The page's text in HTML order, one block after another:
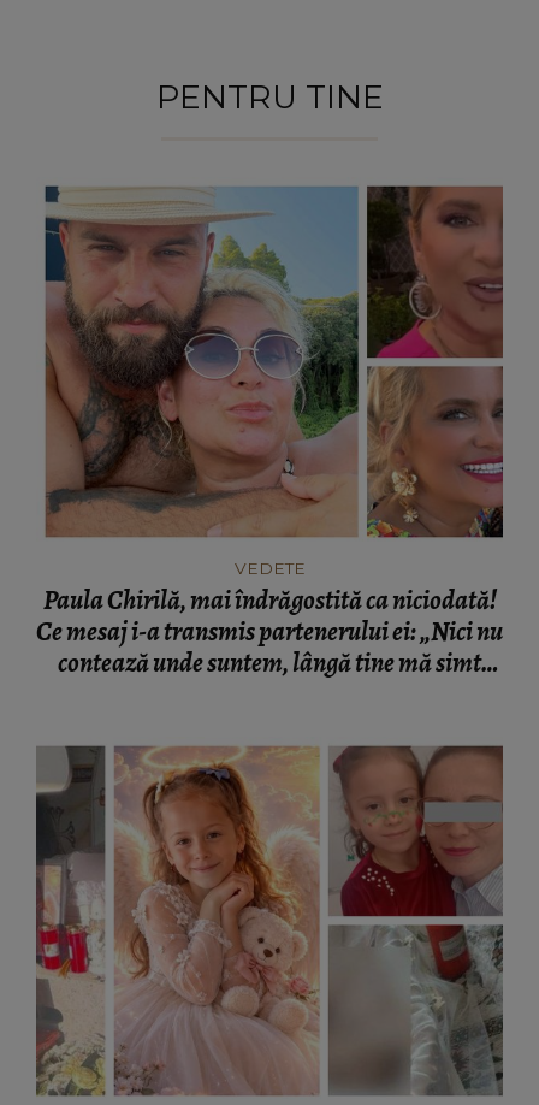
PENTRU TINE
VEDETE
Paula Chirilă, mai îndrăgostită ca niciodată!
Ce mesaj i-a transmis partenerului ei: „Nici nu
contează unde suntem, lângă tine mă simt